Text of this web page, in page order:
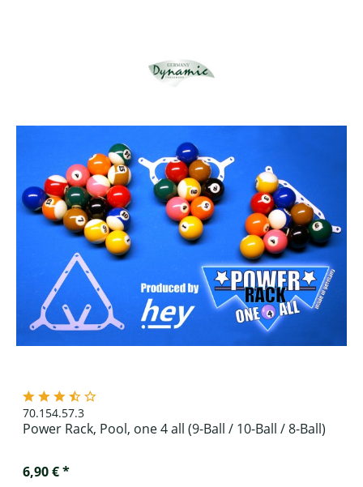
70.154.57.3
Power Rack, Pool, one 4 all (9-Ball / 10-Ball / 8-Ball)
6,90 € *